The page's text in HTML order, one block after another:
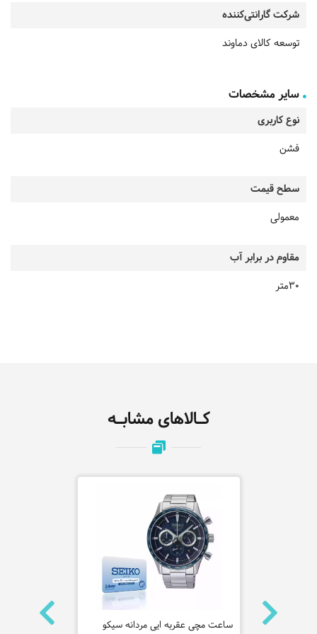
شرکت گارانتی‌کننده
توسعه کالای دماوند
سایر مشخصات
نوع کاربری
فشن
سطح قیمت
معمولی
مقاوم در برابر آب
30متر
کـالاهای مشابـه
ساعت مچی
ساعت مچی عقربه ایی مردانه سیکو